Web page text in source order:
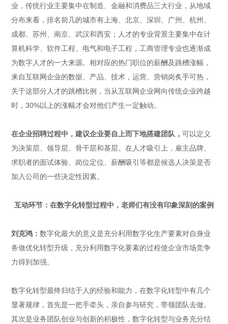
业，传统行业主要集中在制造、金融和消费品三大行业，从地域
分布来看，排名前几的城市有上海、北京、深圳、广州、杭州、
成都、苏州、南京、武汉和西安；人才的专业背景主要集中在计
算机科学、软件工程、电气和电子工程，工商管理专业也逐渐成
为数字人才的一大来源。相对应的热门职位的薪酬及跳槽涨幅，
来自互联网企业的数据、产品、技术，运营、营销岗炙手可热，
关于这部分人才的跳槽比例，当从互联网企业网向传统企业跨越
时，30%以上的涨幅才会对他们产生一定触动。
在企业招聘过程中，建议企业要自上而下地搭建团队，可以定义
为决策层、领导层、骨干层和基层。在人才吸引上，雇主品牌、
求职者的面试体验、岗位定位、薪酬吸引等都是候选人决策是否
加入公司的一些决定性因素。
互动环节： 在数字化转型过程中，老师们有没有印象深刻的案例
刘克鸿：数字化最大的意义是充分利用数字化生产要素对自身业
务做优化转型升级，充分利用数字化要素的过程使企业市场竞争
力得到加强。
数字化转型最终归结于人的经验和能力，在数字化转型中有几个
显著规律，首先是一把手牵头，亲自参与研究，带领团队去做。
其次是业务团队创业与创新的积极性，数字化转型与业务充分结